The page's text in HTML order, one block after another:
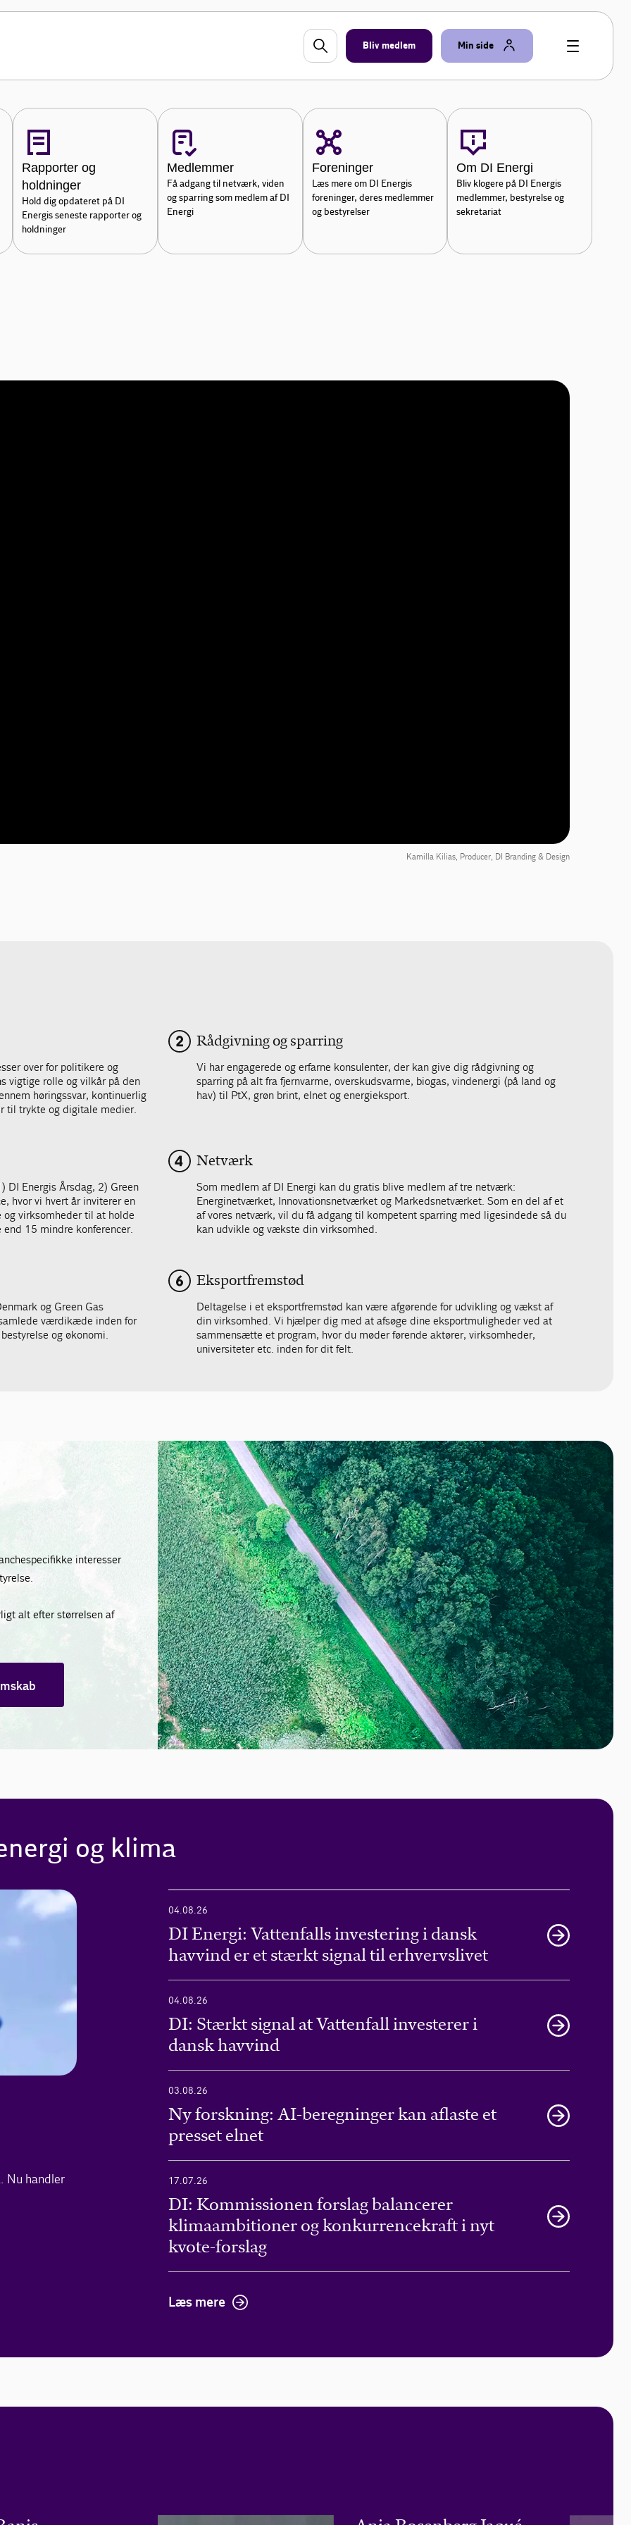
Bliv medlem Min side
både nationalt og internationalt, og
og udvikling.
Rapporter og
holdninger
Hold dig opdateret på DI
Energis seneste rapporter og
holdninger
Medlemmer
Få adgang til netværk, viden
og sparring som medlem af DI
Energi
Foreninger
Læs mere om DI Energis
foreninger, deres medlemmer
og bestyrelser
Om DI Energi
Bliv klogere på DI Energis
medlemmer, bestyrelse og
sekretariat
Kamilla Kilias, Producer, DI Branding & Design
over for politikere og
vigtige rolle og vilkår på den
høringssvar, kontinuerlig
til trykte og digitale medier.
Rådgivning og sparring
Vi har engagerede og erfarne konsulenter, der kan give dig rådgivning og
sparring på alt fra fjernvarme, overskudsvarme, biogas, vindenergi (på land og
hav) til PtX, grøn brint, elnet og energieksport.
DI Energis Årsdag, 2) Green
hvor vi hvert år inviterer en
virksomheder til at holde
15 mindre konferencer.
Netværk
Som medlem af DI Energi kan du gratis blive medlem af tre netværk:
Energinetværket, Innovationsnetværket og Markedsnetværket. Som en del af et
af vores netværk, vil du få adgang til kompetent sparring med ligesindede så du
kan udvikle og vækste din virksomhed.
og Green Gas
værdikæde inden for
og økonomi.
Eksportfremstød
Deltagelse i et eksportfremstød kan være afgørende for udvikling og vækst af
din virksomhed. Vi hjælper dig med at afsøge dine eksportmuligheder ved at
sammensætte et program, hvor du møder førende aktører, virksomheder,
universiteter etc. inden for dit felt.
interesser
alt efter størrelsen af
og klima
Nu handler
04.08.26
DI Energi: Vattenfalls investering i dansk
havvind er et stærkt signal til erhvervslivet
04.08.26
DI: Stærkt signal at Vattenfall investerer i
dansk havvind
03.08.26
Ny forskning: AI-beregninger kan aflaste et
presset elnet
17.07.26
DI: Kommissionen forslag balancerer
klimaambitioner og konkurrencekraft i nyt
kvote-forslag
Læs mere